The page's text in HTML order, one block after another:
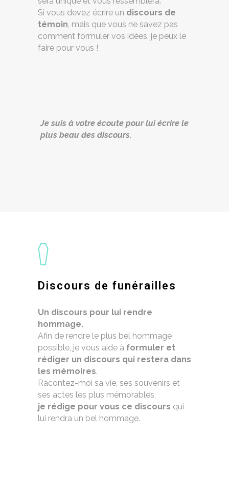
Si vous devez écrire un discours de
témoin , mais que vous ne savez pas
comment formuler vos idées, je peux le
faire pour vous !
Je suis à votre écoute pour lui écrire le
plus beau des discours.
Discours de funérailles
Un discours pour lui rendre
hommage.
Afin de rendre le plus bel hommage
possible, je vous aide à formuler et
rédiger un discours qui restera dans
les mémoires.
Racontez-moi sa vie, ses souvenirs et
ses actes les plus mémorables,
je rédige pour vous ce discours qui
lui rendra un bel hommage.